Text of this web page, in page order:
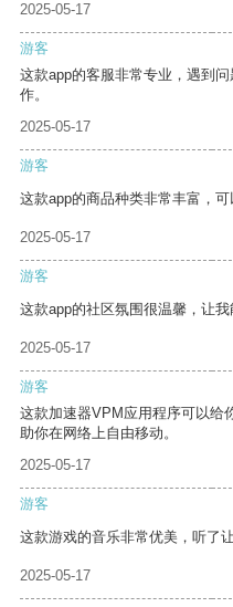
2025-05-17
游客
这款app的客服非常专业，遇到
作。
2025-05-17
游客
这款app的商品种类非常丰富，可
2025-05-17
游客
这款app的社区氛围很温馨，让我
2025-05-17
游客
这款加速器VPM应用程序可以给
助你在网络上自由移动。
2025-05-17
游客
这款游戏的音乐非常优美，听了
2025-05-17